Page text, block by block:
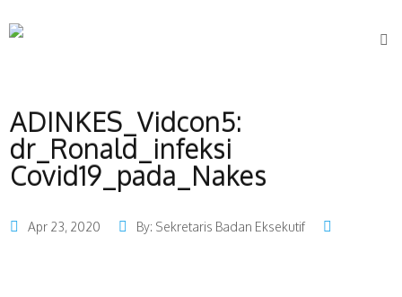
ADINKES_Vidcon5:
dr_Ronald_infeksi
Covid19_pada_Nakes
Apr 23, 2020 By: Sekretaris Badan Eksekutif